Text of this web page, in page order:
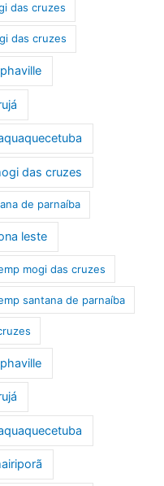
das cruzes
das cruzes
das cruzes
de parnaíba
leste
mogi das cruzes
santana de parnaíba